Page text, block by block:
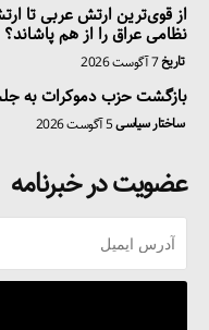
از قوی‌ترین ارتش عربی تا
نظامی عراق را از هم پاشاند؟
تاریخ7 آگوست 2026
بازگشت حزب دموکرات به
ساختار سیاسی5 آگوست 2026
عضویت در خبرنامه